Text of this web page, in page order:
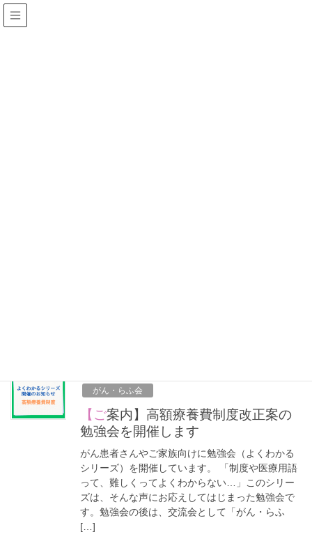
がん・らふ会
【ご案内】高額療養費制度改正案の
勉強会を開催します
がん患者さんやご家族向けに勉強会（よくわかる
シリーズ）を開催しています。 「制度や医療用語
って、難しくってよくわからない…」このシリー
ズは、そんな声にお応えしてはじまった勉強会で
す。勉強会の後は、交流会として「がん・らふ
[…]